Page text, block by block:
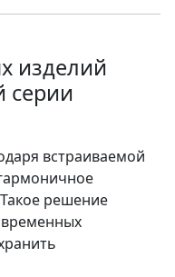
изделий
серии
встраиваемой
решение